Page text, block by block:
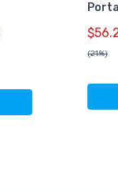
(21%)